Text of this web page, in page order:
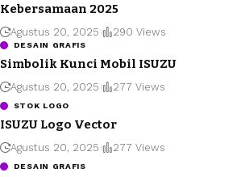
Kebersamaan 2025
Agustus 20, 2025 290 Views
DESAIN GRAFIS
Simbolik Kunci Mobil ISUZU
Agustus 20, 2025 277 Views
STOK LOGO
ISUZU Logo Vector
Agustus 20, 2025 277 Views
DESAIN GRAFIS